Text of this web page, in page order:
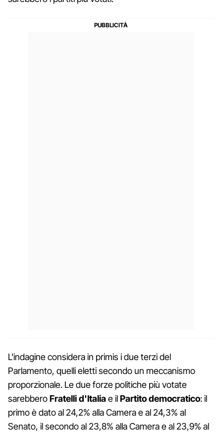
L'indagine considera in primis i due terzi del
Parlamento, quelli eletti secondo un meccanismo
proporzionale. Le due forze politiche più votate
sarebberoFratelli d'Italiae ilPartito democratico: il
primo è dato al 24,2% alla Camera e al 24,3% al
Senato, il secondo al 23,8% alla Camera e al 23,9% al